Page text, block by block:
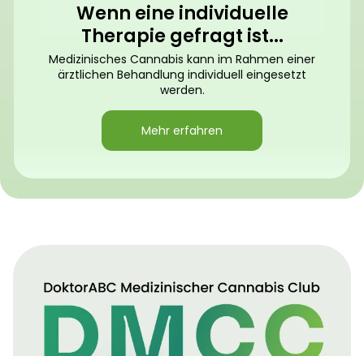
Wenn eine individuelle
Therapie gefragt ist...
Medizinisches Cannabis kann im Rahmen einer
ärztlichen Behandlung individuell eingesetzt
werden.
Mehr erfahren